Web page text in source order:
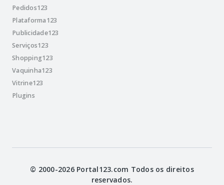
Pedidos123
Plataforma123
Publicidade123
Serviços123
Shopping123
Vaquinha123
Vitrine123
Plugins
© 2000-2026 Portal123.com Todos os direitos
reservados.